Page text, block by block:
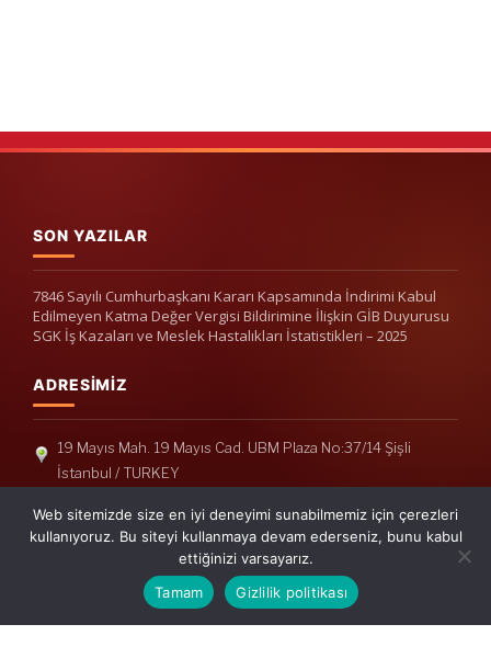
SON YAZILAR
7846 Sayılı Cumhurbaşkanı Kararı Kapsamında İndirimi Kabul
Edilmeyen Katma Değer Vergisi Bildirimine İlişkin GİB Duyurusu
SGK İş Kazaları ve Meslek Hastalıkları İstatistikleri – 2025
ADRESIMIZ
19 Mayıs Mah. 19 Mayıs Cad. UBM Plaza No:37/14 Şişli
İstanbul / TURKEY
Telefon: +90(212) 240 33 39
Telefon: +90(212) 248 19 36
info@erisymm.com
Web sitemizde size en iyi deneyimi sunabilmemiz için çerezleri
kullanıyoruz. Bu siteyi kullanmaya devam ederseniz, bunu kabul
ettiğinizi varsayarız.
Tamam
Gizlilik politikası